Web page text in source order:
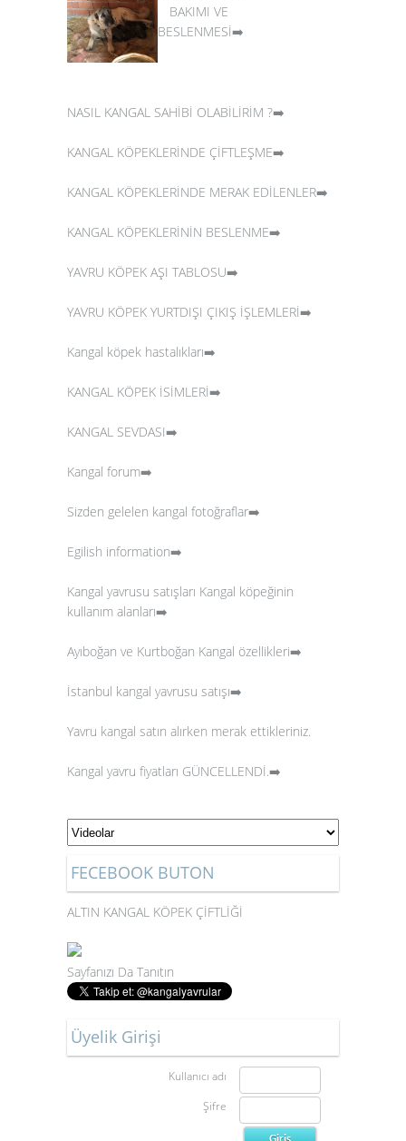
BAKIMI VE
BESLENMESİ➡️
NASIL KANGAL SAHİBİ OLABİLİRİM ?➡️
KANGAL KÖPEKLERİNDE ÇİFTLEŞME➡️
KANGAL KÖPEKLERİNDE MERAK EDİLENLER➡️
KANGAL KÖPEKLERİNİN BESLENME➡️
YAVRU KÖPEK AŞI TABLOSU➡️
YAVRU KÖPEK YURTDIŞI ÇIKIŞ İŞLEMLERİ➡️
Kangal köpek hastalıkları➡️
KANGAL KÖPEK İSİMLERİ➡️
KANGAL SEVDASI➡️
Kangal forum➡️
Sizden gelelen kangal fotoğraflar➡️
Egilish information➡️
Kangal yavrusu satışları Kangal köpeğinin
kullanım alanları➡️
Ayıboğan ve Kurtboğan Kangal özellikleri➡️
İstanbul kangal yavrusu satışı➡️
Yavru kangal satın alırken merak ettikleriniz.
Kangal yavru fiyatları GÜNCELLENDİ.➡️
FECEBOOK BUTON
ALTIN KANGAL KÖPEK ÇİFTLİĞİ
Sayfanızı Da Tanıtın
Üyelik Girişi
Kullanıcı adı
Şifre